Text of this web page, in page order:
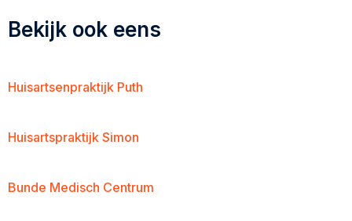
Bekijk ook eens
Huisartsenpraktijk Puth
Huisartspraktijk Simon
Bunde Medisch Centrum